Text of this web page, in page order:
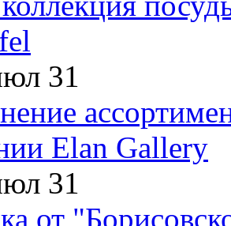
31
Elan Gallery
31
от